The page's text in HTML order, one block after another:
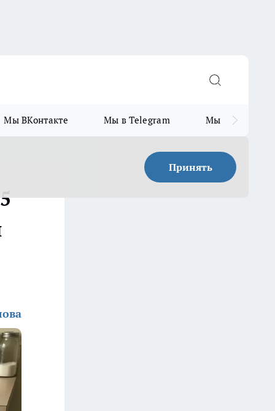
Мы ВКонтакте Мы в Telegram Мы в MAX
Принять